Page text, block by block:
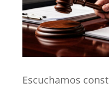
Escuchamos